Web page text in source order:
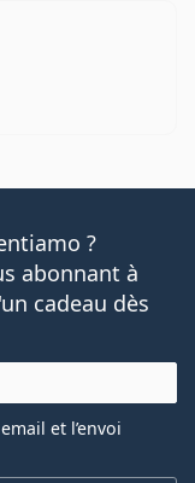
?
abonnant à
cadeau dès
et l’envoi